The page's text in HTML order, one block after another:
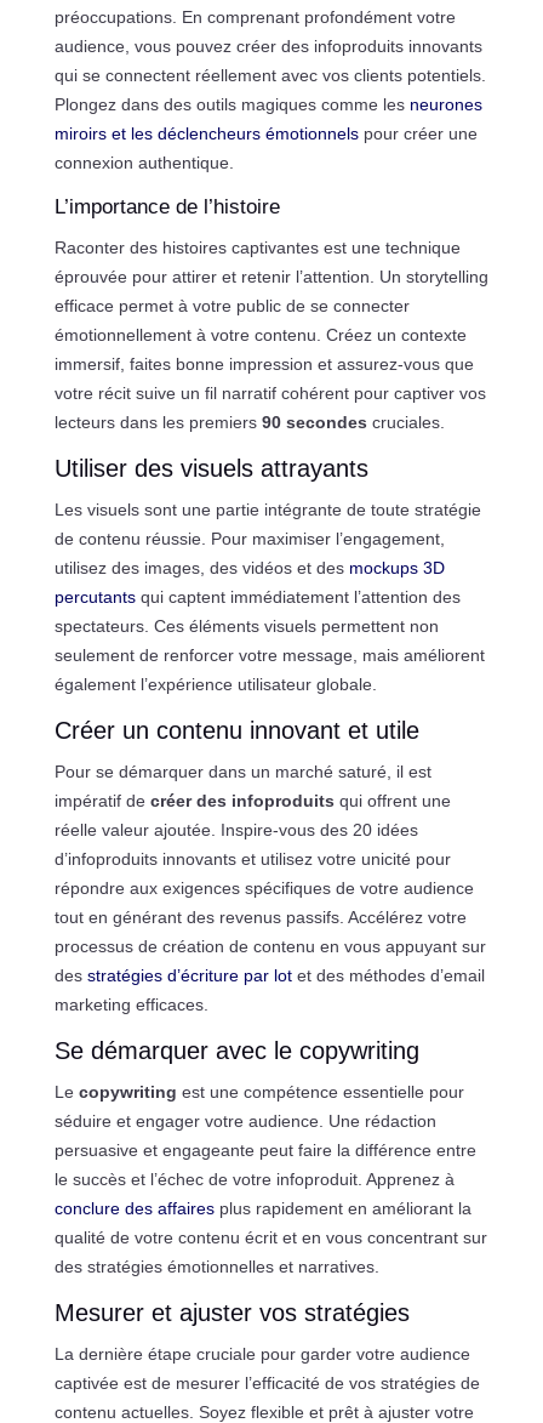
préoccupations. En comprenant profondément votre
audience, vous pouvez créer des infoproduits innovants
qui se connectent réellement avec vos clients potentiels.
Plongez dans des outils magiques comme les neurones
miroirs et les déclencheurs émotionnelspour créer une
connexion authentique.
L’importance de l’histoire
Raconter des histoires captivantes est une technique
éprouvée pour attirer et retenir l’attention. Un storytelling
efficace permet à votre public de se connecter
émotionnellement à votre contenu. Créez un contexte
immersif, faites bonne impression et assurez-vous que
votre récit suive un fil narratif cohérent pour captiver vos
lecteurs dans les premiers 90 secondes cruciales.
Utiliser des visuels attrayants
Les visuels sont une partie intégrante de toute stratégie
de contenu réussie. Pour maximiser l’engagement,
utilisez des images, des vidéos et des mockups 3D
percutantsqui captent immédiatement l’attention des
spectateurs. Ces éléments visuels permettent non
seulement de renforcer votre message, mais améliorent
également l’expérience utilisateur globale.
Créer un contenu innovant et utile
Pour se démarquer dans un marché saturé, il est
impératif de créer des infoproduits qui offrent une
réelle valeur ajoutée. Inspire-vous des 20 idées
d’infoproduits innovants et utilisez votre unicité pour
répondre aux exigences spécifiques de votre audience
tout en générant des revenus passifs. Accélérez votre
processus de création de contenu en vous appuyant sur
des stratégies d’écriture par lotet des méthodes d’email
marketing efficaces.
Se démarquer avec le copywriting
Le copywriting est une compétence essentielle pour
séduire et engager votre audience. Une rédaction
persuasive et engageante peut faire la différence entre
le succès et l’échec de votre infoproduit. Apprenez à
conclure des affairesplus rapidement en améliorant la
qualité de votre contenu écrit et en vous concentrant sur
des stratégies émotionnelles et narratives.
Mesurer et ajuster vos stratégies
La dernière étape cruciale pour garder votre audience
captivée est de mesurer l’efficacité de vos stratégies de
contenu actuelles. Soyez flexible et prêt à ajuster votre